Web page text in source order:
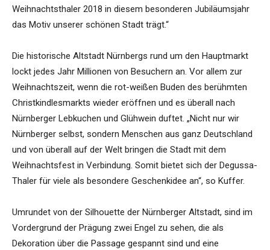
Weihnachtsthaler 2018 in diesem besonderen Jubiläumsjahr
das Motiv unserer schönen Stadt trägt.“
Die historische Altstadt Nürnbergs rund um den Hauptmarkt
lockt jedes Jahr Millionen von Besuchern an. Vor allem zur
Weihnachtszeit, wenn die rot-weißen Buden des berühmten
Christkindlesmarkts wieder eröffnen und es überall nach
Nürnberger Lebkuchen und Glühwein duftet. „Nicht nur wir
Nürnberger selbst, sondern Menschen aus ganz Deutschland
und von überall auf der Welt bringen die Stadt mit dem
Weihnachtsfest in Verbindung. Somit bietet sich der Degussa-
Thaler für viele als besondere Geschenkidee an“, so Kuffer.
Umrundet von der Silhouette der Nürnberger Altstadt, sind im
Vordergrund der Prägung zwei Engel zu sehen, die als
Dekoration über die Passage gespannt sind und eine